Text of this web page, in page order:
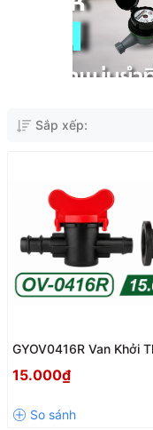
Sắp xếp:
GYOV0416R Van Khởi
16mm 🌱💧
15.000₫